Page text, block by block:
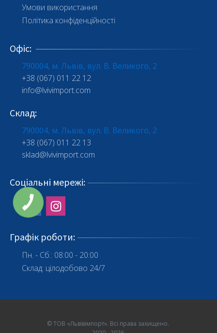
Умови використання
Політика конфіденційності
Офіс:
790004, м. Львів, вул. В. Великого, 2
+38 (067) 011 22 12
info@lvivimport.com
Склад:
790004, м. Львів, вул. В. Великого, 2
+38 (067) 011 22 13
sklad@lvivimport.com
Соціальні мережі:
Графік роботи:
Пн. - Сб.: 08:00 - 20:00
Склад: цілодобово 24/7
©ТОВ «Львівімпорт». Всі права захищено.